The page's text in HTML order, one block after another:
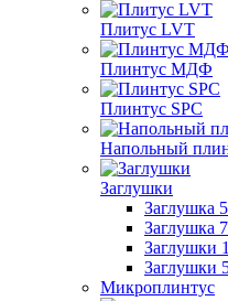
Плитус LVT
Плинтус МДФ
Плинтус SPC
Напольный
Заглушки
Заглушка
Заглушка
Заглушки
Заглушки
Микроплинтус